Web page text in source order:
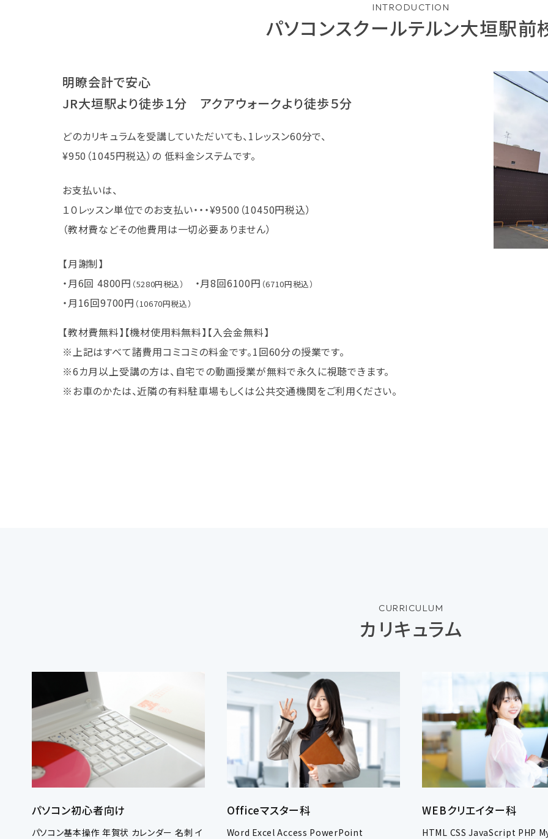
INTRODUCTION
パソコンスクールテルン大垣駅前
明瞭会計で安心
JR大垣駅より徒歩１分 アクアウォークより徒歩５分
どのカリキュラムを受講していただいても、1レッスン60分で、
¥950（1045円税込）の 低料金システムです。
お支払いは、
１０レッスン単位でのお支払い・・・¥9500（10450円税込）
（教材費などその他費用は一切必要ありません）
【月謝制】
・月6回 4800円 （5280円税込） ・月8回6100円 （6710円税込）
・月16回9700円 （10670円税込）
【教材費無料】【機材使用料無料】【入会金無料】
※上記はすべて諸費用コミコミの料金です。1回60分の授業です。
※6カ月以上受講の方は、自宅での動画授業が無料で永久に視聴できます。
※お車のかたは、近隣の有料駐車場もしくは公共交通機関をご利用ください。
CURRICULUM
カリキュラム
パソコン初心者向け
パソコン基本操作 年賀状 カレンダー 名刺 イ
Officeマスター科
Word Excel Access PowerPoint
WEBクリエイター科
HTML CSS JavaScript PHP